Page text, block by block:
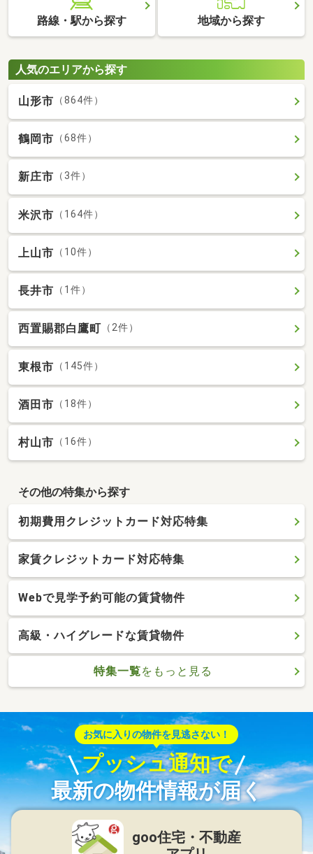
路線・駅から探す 地域から探す
人気のエリアから探す
山形市 （864件）
鶴岡市 （68件）
新庄市 （3件）
米沢市 （164件）
上山市 （10件）
長井市 （1件）
西置賜郡白鷹町 （2件）
東根市 （145件）
酒田市 （18件）
村山市 （16件）
その他の特集から探す
初期費用クレジットカード対応特集
家賃クレジットカード対応特集
Webで見学予約可能の賃貸物件
高級・ハイグレードな賃貸物件
特集一覧をもっと見る
お気に入りの物件を見逃さない！
プッシュ通知で
最新の物件情報が届く
goo住宅・不動産